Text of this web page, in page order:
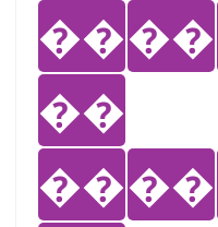
����
��
����